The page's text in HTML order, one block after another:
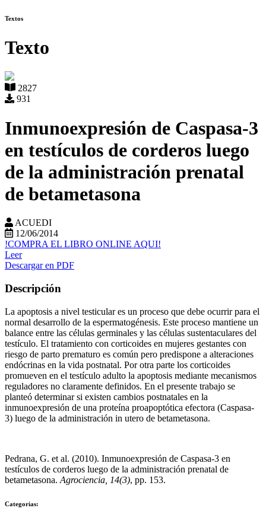
Textos
Texto
2827
931
Inmunoexpresión de Caspasa-3
en testículos de corderos luego
de la administración prenatal
de betametasona
ACUEDI
12/06/2014
!COMPRA EL LIBRO ONLINE AQUI!
Leer
Descargar en PDF
Descripción
La apoptosis a nivel testicular es un proceso que debe ocurrir para el
normal desarrollo de la espermatogénesis. Este proceso mantiene un
balance entre las células germinales y las células sustentaculares del
testículo. El tratamiento con corticoides en mujeres gestantes con
riesgo de parto prematuro es común pero predispone a alteraciones
endócrinas en la vida postnatal. Por otra parte los corticoides
promueven en el testículo adulto la apoptosis mediante mecanismos
reguladores no claramente definidos. En el presente trabajo se
planteó determinar si existen cambios postnatales en la
inmunoexpresión de una proteína proapoptótica efectora (Caspasa-
3) luego de la administración in utero de betametasona.
Pedrana, G. et al. (2010). Inmunoexpresión de Caspasa-3 en
testículos de corderos luego de la administración prenatal de
betametasona. Agrociencia, 14(3), pp. 153.
Categorias: